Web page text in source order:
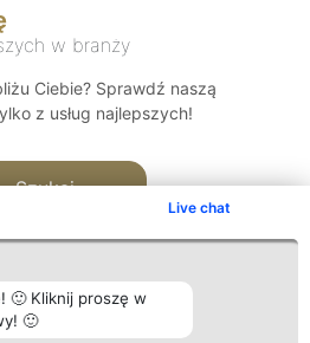
Live chat
🙂 Kliknij proszę w
🙂
w branży
Ciebie? Sprawdź naszą
z usług najlepszych!
Szukaj